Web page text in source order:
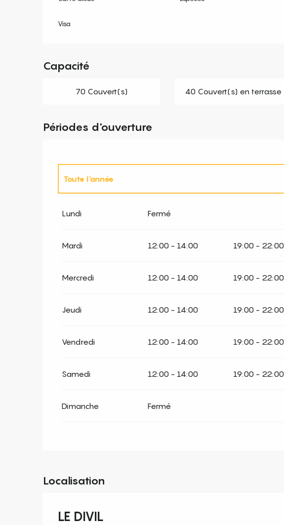
Visa
Capacité
70 Couvert(s) 40 Couvert(s) en terrasse
Périodes d'ouverture
Toute l'année
Lundi Fermé
Mardi 12:00 - 14:00 19:00 - 22:00
Mercredi 12:00 - 14:00 19:00 - 22:00
Jeudi 12:00 - 14:00 19:00 - 22:00
Vendredi 12:00 - 14:00 19:00 - 22:00
Samedi 12:00 - 14:00 19:00 - 22:00
Dimanche Fermé
Localisation
LE DIVIL